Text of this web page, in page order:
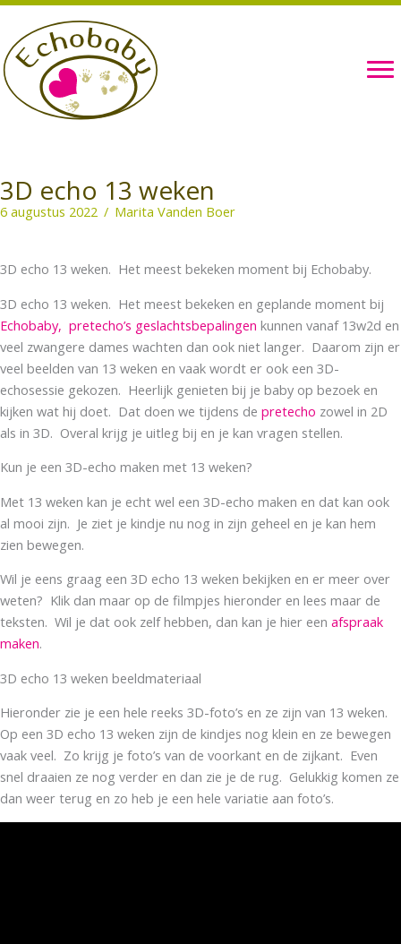
Ga
naar
de
inhoud
3D echo 13 weken
6 augustus 2022 / Marita Vanden Boer
3D echo 13 weken. Het meest bekeken moment bij Echobaby.
3D echo 13 weken. Het meest bekeken en geplande moment bij
Echobaby, pretecho’s geslachtsbepalingen kunnen vanaf 13w2d en
veel zwangere dames wachten dan ook niet langer. Daarom zijn er
veel beelden van 13 weken en vaak wordt er ook een 3D-
echosessie gekozen. Heerlijk genieten bij je baby op bezoek en
kijken wat hij doet. Dat doen we tijdens de pretecho zowel in 2D
als in 3D. Overal krijg je uitleg bij en je kan vragen stellen.
Kun je een 3D-echo maken met 13 weken?
Met 13 weken kan je echt wel een 3D-echo maken en dat kan ook
al mooi zijn. Je ziet je kindje nu nog in zijn geheel en je kan hem
zien bewegen.
Wil je eens graag een 3D echo 13 weken bekijken en er meer over
weten? Klik dan maar op de filmpjes hieronder en lees maar de
teksten. Wil je dat ook zelf hebben, dan kan je hier een afspraak
maken.
3D echo 13 weken beeldmateriaal
Hieronder zie je een hele reeks 3D-foto’s en ze zijn van 13 weken.
Op een 3D echo 13 weken zijn de kindjes nog klein en ze bewegen
vaak veel. Zo krijg je foto’s van de voorkant en de zijkant. Even
snel draaien ze nog verder en dan zie je de rug. Gelukkig komen ze
dan weer terug en zo heb je een hele variatie aan foto’s.